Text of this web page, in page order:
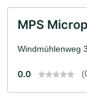
MPS
Windmühlenweg
0.0